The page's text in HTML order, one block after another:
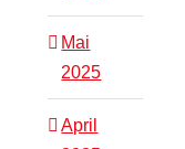
Mai
2025
April